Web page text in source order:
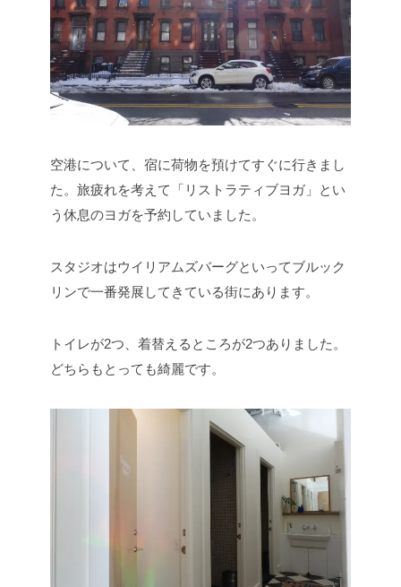
空港について、宿に荷物を預けてすぐに行きまし
た。旅疲れを考えて「リストラティブヨガ」とい
う休息のヨガを予約していました。
スタジオはウイリアムズバーグといってブルック
リンで一番発展してきている街にあります。
トイレが2つ、着替えるところが2つありました。
どちらもとっても綺麗です。